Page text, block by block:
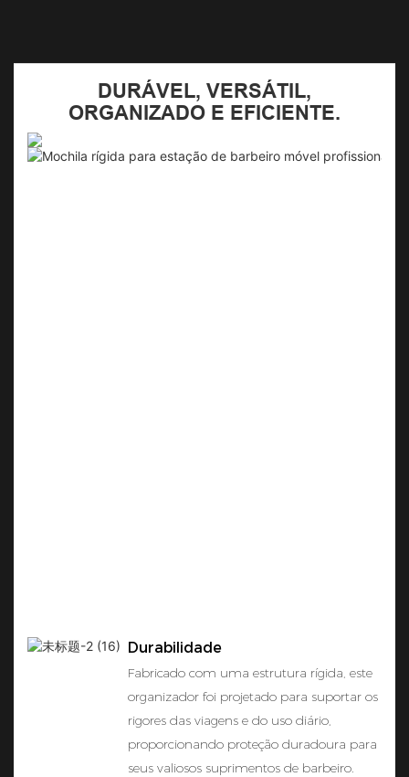
DURÁVEL, VERSÁTIL,
ORGANIZADO E EFICIENTE.
Durabilidade
Fabricado com uma estrutura rígida, este
organizador foi projetado para suportar os
rigores das viagens e do uso diário,
proporcionando proteção duradoura para
seus valiosos suprimentos de barbeiro.